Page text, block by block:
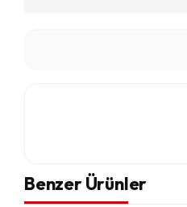
Benzer Ürünler